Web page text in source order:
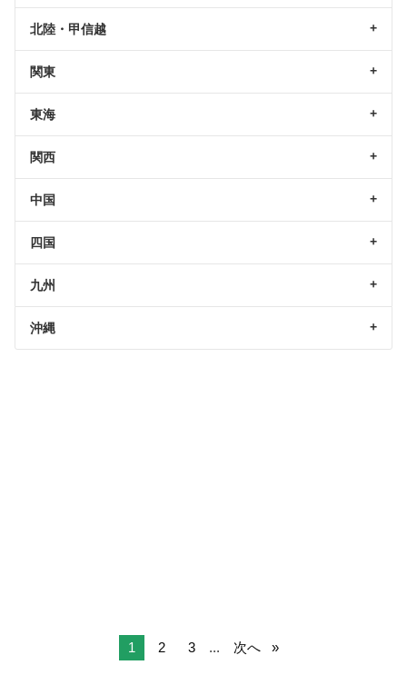
北陸・甲信越
関東
東海
関西
中国
四国
九州
沖縄
1 2 3 ... 次へ